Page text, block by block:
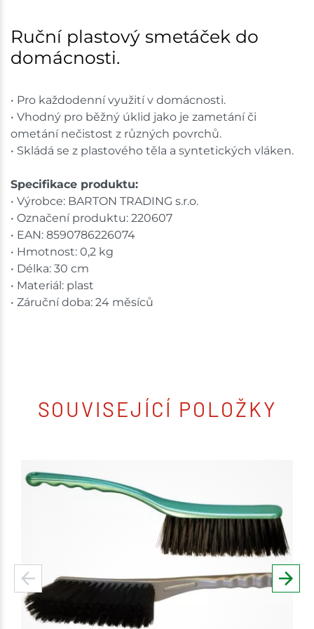
Bystřice
Skladem na prodejně - doručení do 7 dnů
Skladem na prodejně - doručení do 7 dnů
Skladové množství na prodejnách je pouze orientační.
shopu.
Ruční plastový smetáček do
domácnosti.
• Pro každodenní využití v domácnosti.
• Vhodný pro běžný úklid jako je zametání či
ometání nečistost z různých povrchů.
• Skládá se z plastového těla a syntetických vláken.
Specifikace produktu:
• Výrobce: BARTON TRADING s.r.o.
• Označení produktu: 220607
• EAN: 8590786226074
• Hmotnost: 0,2 kg
• Délka: 30 cm
• Materiál: plast
• Záruční doba: 24 měsíců
SOUVISEJÍCÍ POLOŽKY